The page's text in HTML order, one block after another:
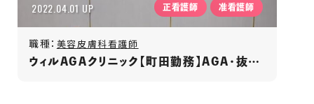
2022.04.01 UP 正看護師 准看護師
職種： 美容皮膚科看護師
ウィルAGAクリニック【町田勤務】AGA・抜け毛・薄毛治療クリニック/完全週休2日制/残業ほぼ無し